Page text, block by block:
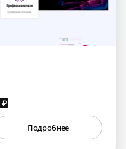
₽
Подробнее